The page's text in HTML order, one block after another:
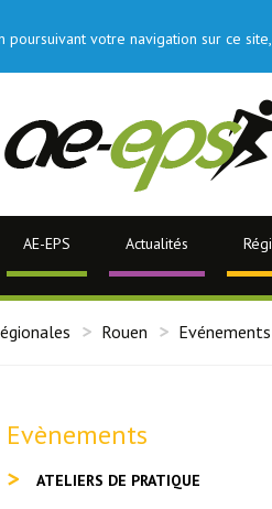
poursuivant votre navigation sur ce
AE-EPS Actualités
Rouen Evénements
Evènements
ATELIERS DE PRATIQUE